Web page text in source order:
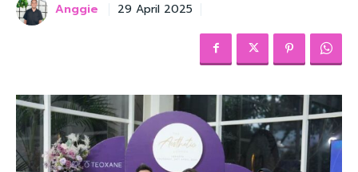
Anggie 29 April 2025